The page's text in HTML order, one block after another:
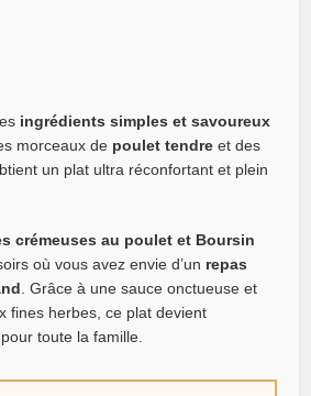
ingrédients simples et savoureux
morceaux de poulet tendre et des
un plat ultra réconfortant et plein
crémeuses au poulet et Boursin
où vous avez envie d’un repas
. Grâce à une sauce onctueuse et
fines herbes, ce plat devient
toute la famille.